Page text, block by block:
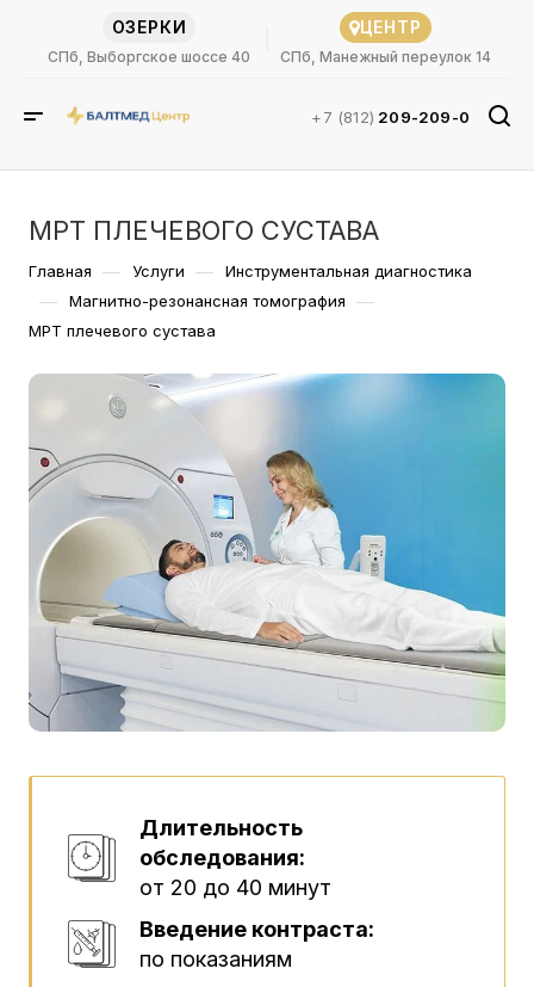
ОЗЕРКИ
СПб, Выборгское шоссе 40
ЦЕНТР
СПб, Манежный переулок 14
+7 (812) 209-209-0
МРТ ПЛЕЧЕВОГО СУСТАВА
Главная — Услуги — Инструментальная диагностика
— Магнитно-резонансная томография —
МРТ плечевого сустава
Длительность
обследования:
от 20 до 40 минут
Введение контраста:
по показаниям